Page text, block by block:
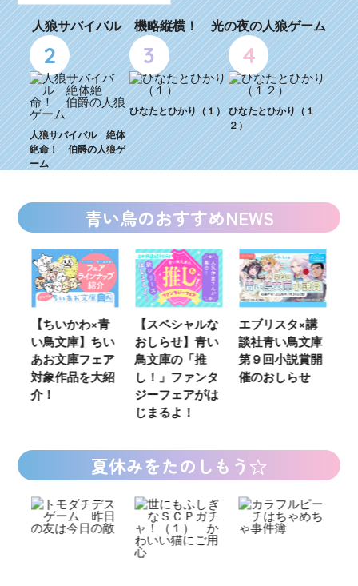
人狼サバイバル 機略縦横！ 光の夜の人狼ゲーム
2
人狼サバイバル 絶体
絶命！ 伯爵の人狼ゲ
ーム
3
ひなたとひかり（１）
4
ひなたとひかり（１
２）
青い鳥のおすすめNEWS
【ちいかわ×青
い鳥文庫】ちい
あお文庫フェア
対象作品を大紹
介！
【スペシャルな
おしらせ】青い
鳥文庫の「推
し！」ファンタ
ジーフェアがは
じまるよ！
エブリスタ×講
談社青い鳥文庫
第９回小説賞開
催のおしらせ
夏休みをたのしもう☆